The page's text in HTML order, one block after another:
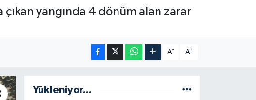
yangında 4 dönüm alan zarar
A- A+
Yükleniyor...